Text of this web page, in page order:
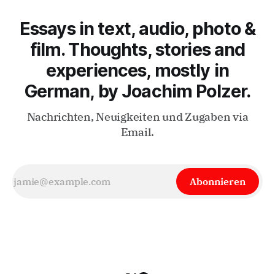
Essays in text, audio, photo &
film. Thoughts, stories and
experiences, mostly in
German, by Joachim Polzer.
Nachrichten, Neuigkeiten und Zugaben via
Email.
Abonnieren